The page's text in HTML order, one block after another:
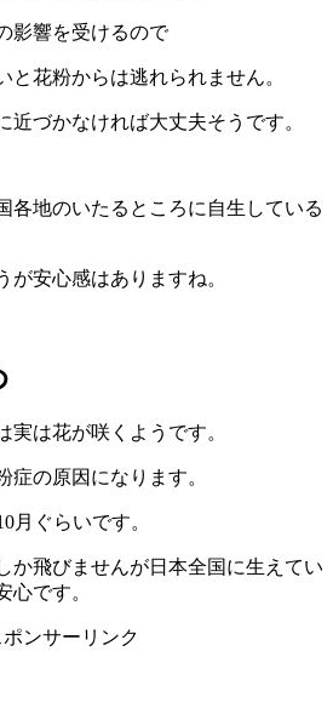
影響を受けるので
と花粉からは逃れられません。
近づかなければ大丈夫そうです。
各地のいたるところに自生している
が安心感はありますね。
実は花が咲くようです。
症の原因になります。
月ぐらいです。
か飛びませんが日本全国に生えてい
心です。
ポンサーリンク